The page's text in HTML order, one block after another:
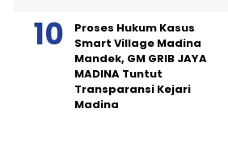
Proses Hukum Kasus
Smart Village Madina
Mandek, GM GRIB JAYA
MADINA Tuntut
Transparansi Kejari
Madina